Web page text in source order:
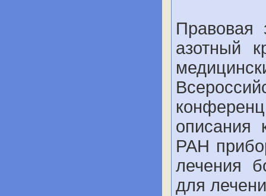
Правовая
азотный
описания
РАН
лечения
для